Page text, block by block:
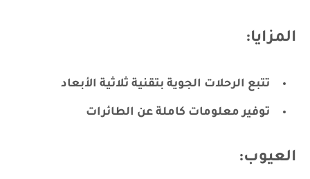
المزايا:
تتبع الرحلات الجوية بتقنية ثلاثية الأبعاد
توفير معلومات كاملة عن الطائرات
العيوب: